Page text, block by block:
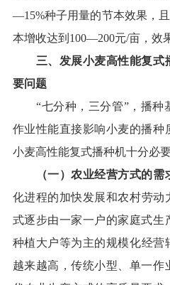
—15%种子用量的节本效果， 且
本增收达到 100—200元/亩，效
三、发展小麦高性能复式
要问题
“七分种，三分管”， 播种
作业性能直接影响小麦的播种
小麦高性能复式播种机十分必要
（一）农业经营方式的需
化进程的加快发展和农村劳动
式逐步由一家一户的家庭式生
种植大户等为主的规模化经营
越来越高，传统小型、单一作